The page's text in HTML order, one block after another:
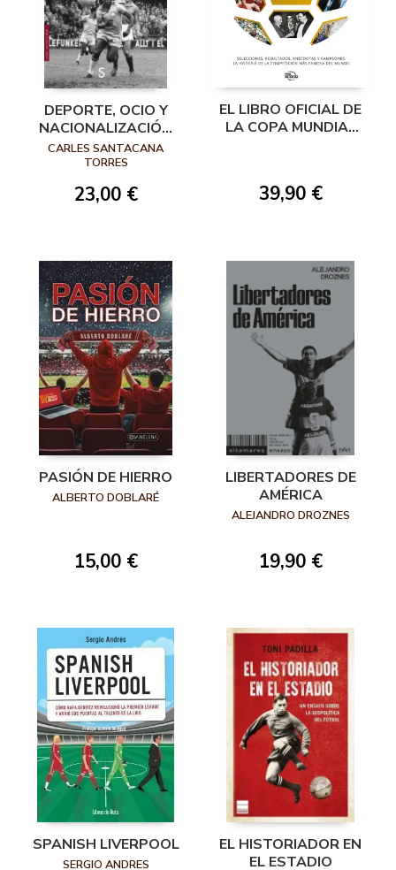
DEPORTE, OCIO Y
NACIONALIZACIÓN
EN BRASIL Y ESPAÑA
CARLES SANTACANA
TORRES
23,00 €
EL LIBRO OFICIAL DE
LA COPA MUNDIAL
39,90 €
PASIÓN DE HIERRO
ALBERTO DOBLARÉ
15,00 €
LIBERTADORES DE
AMÉRICA
ALEJANDRO DROZNES
19,90 €
SPANISH LIVERPOOL
SERGIO ANDRES
EL HISTORIADOR EN
EL ESTADIO